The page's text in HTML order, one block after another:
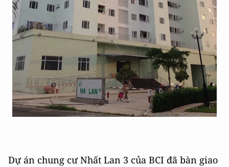
Dự án chung cư Nhất Lan 3 của BCI đã bàn giao